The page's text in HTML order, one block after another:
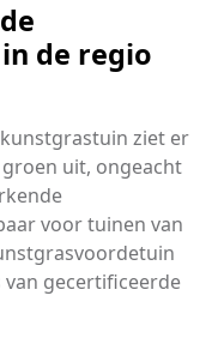
de regio
ziet er
uit, ongeacht
voor tuinen van
gecertificeerde